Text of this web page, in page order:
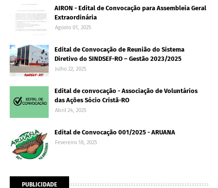
AIRON - Edital de Convocação para Assembleia Geral
Extraordinária
Agosto 01, 2025
Edital de Convocação de Reunião do Sistema
Diretivo do SINDSEF-RO – Gestão 2023/2025
Julho 22, 2025
Edital de convocação - Associação de Voluntários
das Ações Sócio Cristã-RO
Abril 24, 2025
Edital de Convocação 001/2025 - ARUANA
Fevereiro 18, 2025
PUBLICIDADE